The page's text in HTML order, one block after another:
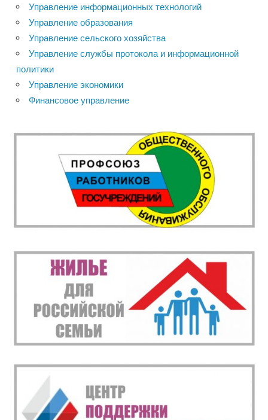
Управление информационных технологий
Управление образования
Управление сельского хозяйства
Управление службы протокола и информационной
политики
Управление экономики
Финансовое управление